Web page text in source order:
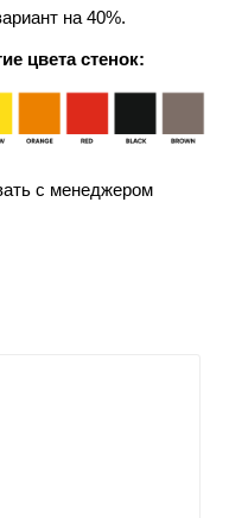
на 40%.
цвета стенок:
с менеджером